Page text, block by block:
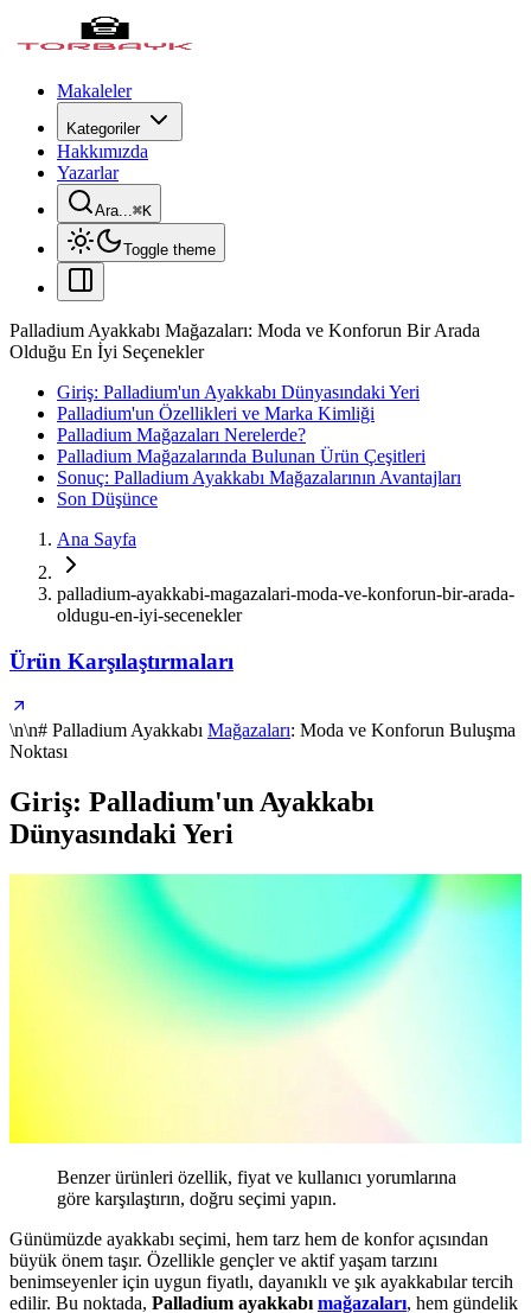
Makaleler
Kategoriler
Hakkımızda
Yazarlar
Ara...⌘K
Toggle theme
Palladium Ayakkabı Mağazaları: Moda ve Konforun Bir Arada
Olduğu En İyi Seçenekler
Giriş: Palladium'un Ayakkabı Dünyasındaki Yeri
Palladium'un Özellikleri ve Marka Kimliği
Palladium Mağazaları Nerelerde?
Palladium Mağazalarında Bulunan Ürün Çeşitleri
Sonuç: Palladium Ayakkabı Mağazalarının Avantajları
Son Düşünce
Ana Sayfa
palladium-ayakkabi-magazalari-moda-ve-konforun-bir-arada-
oldugu-en-iyi-secenekler
Ürün Karşılaştırmaları
\n\n# Palladium Ayakkabı Mağazaları: Moda ve Konforun Buluşma
Noktası
Giriş: Palladium'un Ayakkabı
Dünyasındaki Yeri
Benzer ürünleri özellik, fiyat ve kullanıcı yorumlarına
göre karşılaştırın, doğru seçimi yapın.
Günümüzde ayakkabı seçimi, hem tarz hem de konfor açısından
büyük önem taşır. Özellikle gençler ve aktif yaşam tarzını
benimseyenler için uygun fiyatlı, dayanıklı ve şık ayakkabılar tercih
edilir. Bu noktada, Palladium ayakkabı mağazaları, hem gündelik